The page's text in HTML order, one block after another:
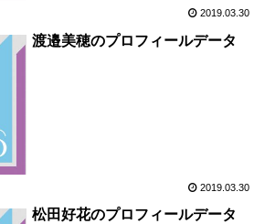
2019.03.30
渡邉美穂のプロフィールデータ
2019.03.30
松田好花のプロフィールデータ